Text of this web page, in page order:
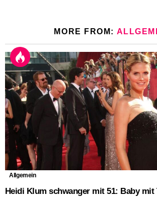
MORE FROM:
Allgemein
Heidi Klum schwanger mit 51: Baby mit